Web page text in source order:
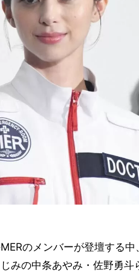
のメンバーが登壇する
みの中条あやみ・佐野勇斗